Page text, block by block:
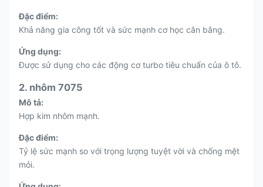
Đặc điểm:
Khả năng gia công tốt và sức mạnh cơ học cân bằng.
Ứng dụng:
Được sử dụng cho các động cơ turbo tiêu chuẩn của ô tô.
2. nhôm 7075
Mô tả:
Hợp kim nhôm mạnh.
Đặc điểm:
Tỷ lệ sức mạnh so với trọng lượng tuyệt vời và chống mệt
mỏi.